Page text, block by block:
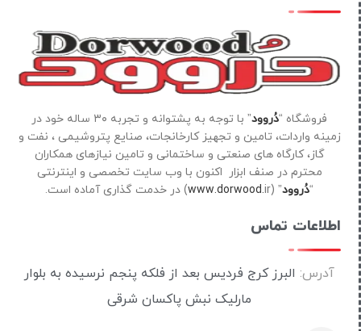
فروشگاه “دُروود
” با توجه به پشتوانه و تجربه ۳۰ ساله خود در
زمینه واردات، تامین و تجهیز کارخانجات، صنایع پتروشیمی ، نفت و
گاز، کارگاه های صنعتی و ساختمانی و تامین نیازهای همکاران
محترم در صنف ابزار اکنون با وب سایت تخصصی و اینترنتی
“دُروود” (
www.dorwood.ir) در خدمت گذاری آماده است.
اطلاعات تماس
آدرس: البرز کرج فردیس بعد از فلکه پنجم نرسیده به بلوار
مارلیک نبش پاکسان شرقی